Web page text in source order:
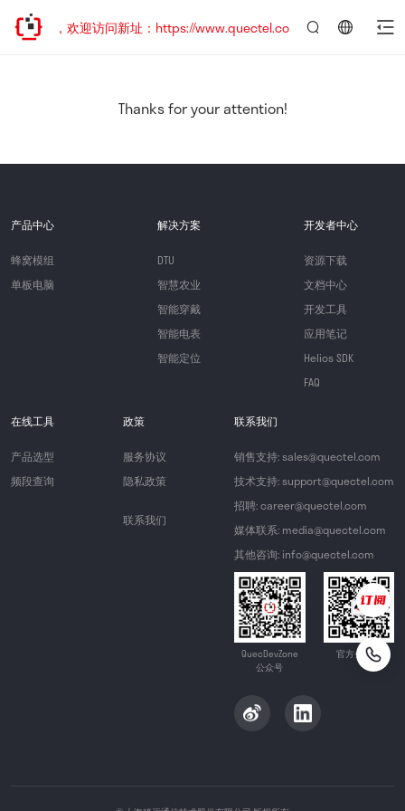
已迁移，欢迎访问新址：https://www.quectel.com.cn
Thanks for your attention!
产品中心
蜂窝模组
单板电脑
解决方案
DTU
智慧农业
智能穿戴
智能电表
智能定位
开发者中心
资源下载
文档中心
开发工具
应用笔记
Helios SDK
FAQ
在线工具
产品选型
频段查询
政策
服务协议
隐私政策
联系我们
联系我们
销售支持: sales@quectel.com
技术支持: support@quectel.com
招聘: career@quectel.com
媒体联系: media@quectel.com
其他咨询: info@quectel.com
QuecDevZone
公众号
官方公众号